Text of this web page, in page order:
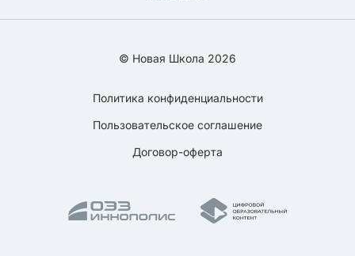
© Новая Школа 2026
Политика конфиденциальности
Пользовательское соглашение
Договор-оферта